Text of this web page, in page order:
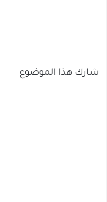
شارك هذا الموضوع